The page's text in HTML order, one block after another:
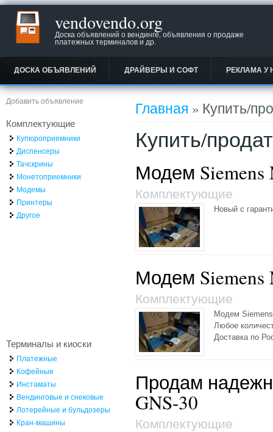
vendovendo.org
Доска объявлений о вендинге, объявления о продаже
платежных терминалов и др.
ДОСКА ОБЪЯВЛЕНИЙ ДРАЙВЕРЫ И СОФТ РЕКЛАМА У
Вы здесь
Главная » Купить/
Купить/
Модем Siemens
Комплектующие
Новый с
Модем Siemens
Комплектующие
Модем
Любое
Доставка по
Продам
GNS-30
Комплектующие
Добавить объявление
Комплектующие
Купюроприемники
Диспенсеры
Тачскрины
Монетоприемники
Модемы
Принтеры
Другое
Терминалы и киоски
Платежные
Кофейные
Инстаматы
Вендинговые и снековые
Лотерейные и бульдозеры
Кран-машины